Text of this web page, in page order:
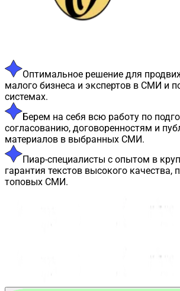
Оптимальное решение для
малого бизнеса и экспертов в СМИ и
системах.
Берем на себя всю работу по
согласованию, договоренностям и
материалов в выбранных СМИ.
Пиар-специалисты с опытом в
гарантия текстов высокого качества,
топовых СМИ.